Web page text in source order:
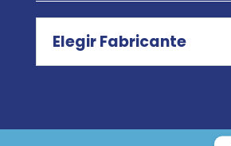
Elegir Fabricante